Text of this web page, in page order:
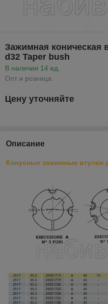
Зажимная коническая
d32 Taper bush
В наличии 14 ед.
Опт и розница
Цену уточняйте
Описание
Конусные зажимные втулки